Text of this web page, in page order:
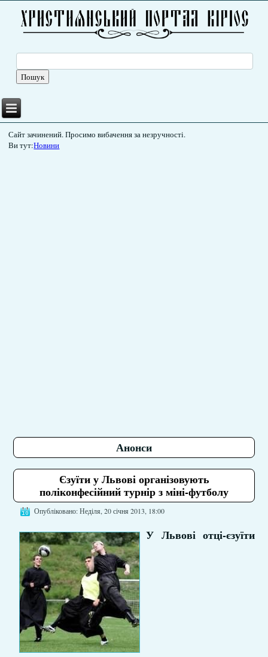
Сайт зачинений. Просимо вибачення за незручності.
Ви тут:Новини
Анонси
Єзуїти у Львові організовують
поліконфесійний турнір з міні-футболу
Опубліковано: Неділя, 20 січня 2013, 18:00
У Львові отці-єзуїти